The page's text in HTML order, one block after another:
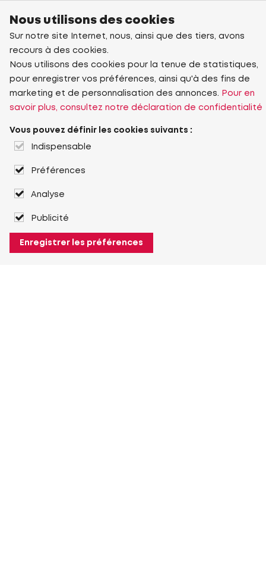
Nous utilisons des cookies
Sur notre site Internet, nous, ainsi que des tiers, avons
recours à des cookies.
Nous utilisons des cookies pour la tenue de statistiques,
pour enregistrer vos préférences, ainsi qu'à des fins de
marketing et de personnalisation des annonces.
Pour en
savoir plus, consultez notre déclaration de confidentialité
Vous pouvez définir les cookies suivants :
Indispensable
Préférences
Analyse
Publicité
Enregistrer les préférences